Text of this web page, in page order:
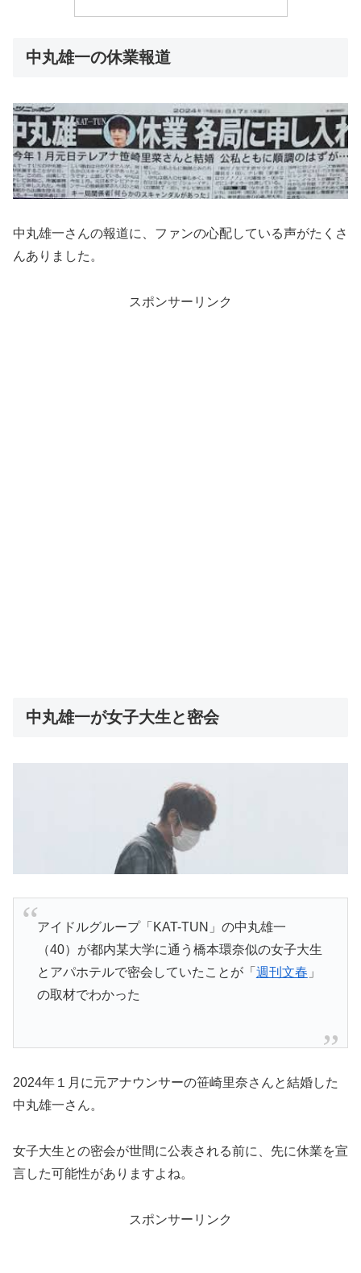
中丸雄一の休業報道
中丸雄一さんの報道に、ファンの心配している声がたくさ
んありました。
スポンサーリンク
中丸雄一が女子大生と密会
アイドルグループ「KAT-TUN」の中丸雄一
（40）が都内某大学に通う橋本環奈似の女子大生
とアパホテルで密会していたことが「 週刊文春 」
の取材でわかった
2024年１月に元アナウンサーの笹崎里奈さんと結婚した
中丸雄一さん。
女子大生との密会が世間に公表される前に、先に休業を宣
言した可能性がありますよね。
スポンサーリンク